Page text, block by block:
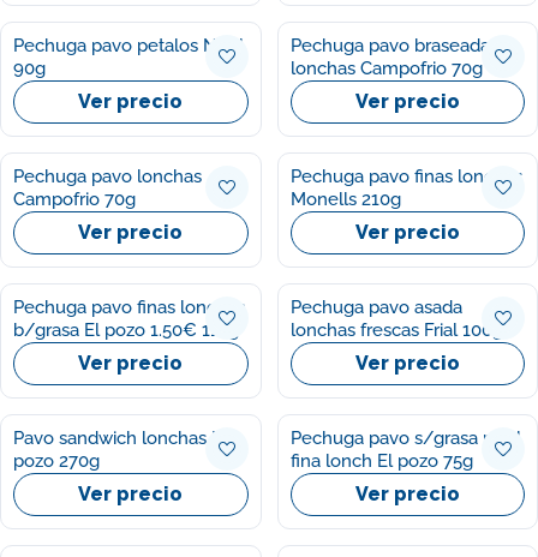
Pechuga pavo petalos Noel
90g
Ver precio
Pechuga pavo braseada
lonchas Campofrio 70g
Ver precio
Pechuga pavo lonchas
Campofrio 70g
Ver precio
Pechuga pavo finas lonchas
Monells 210g
Ver precio
Pechuga pavo finas lonchas
b/grasa El pozo 1.50€ 115g
Ver precio
Pechuga pavo asada
lonchas frescas Frial 100g
Ver precio
Pavo sandwich lonchas El
pozo 270g
Ver precio
Pechuga pavo s/grasa r/sal
fina lonch El pozo 75g
Ver precio